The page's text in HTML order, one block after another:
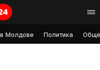
Молдове Политика